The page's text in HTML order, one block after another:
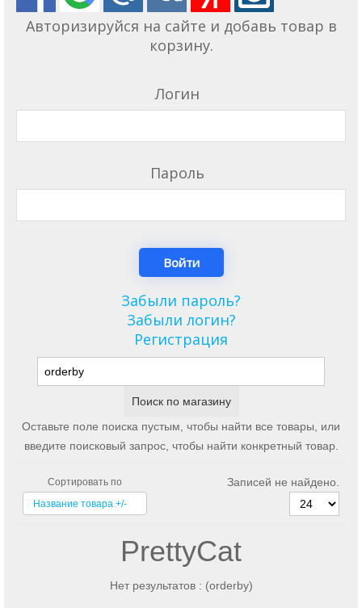
Авторизируйся на сайте и добавь товар в
корзину.
Логин
Пароль
Забыли пароль?
Забыли логин?
Регистрация
Оставьте поле поиска пустым, чтобы найти все товары, или
введите поисковый запрос, чтобы найти конкретный товар.
Сортировать по
Название товара +/-
Записей не найдено.
PrettyCat
Нет результатов : (orderby)